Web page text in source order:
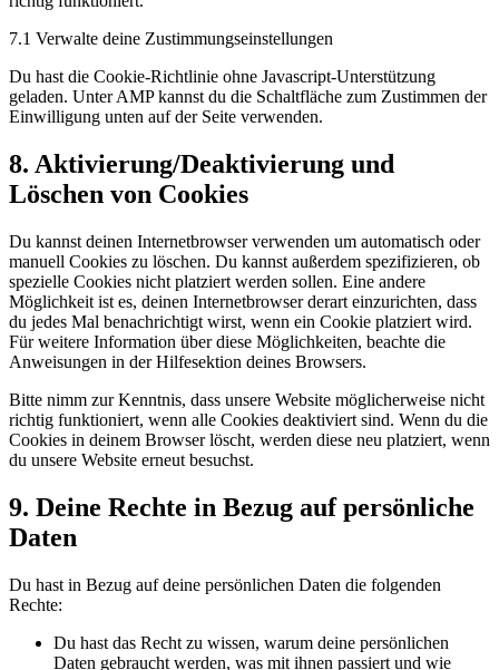
7.1 Verwalte deine Zustimmungseinstellungen
Du hast die Cookie-Richtlinie ohne Javascript-Unterstützung
geladen. Unter AMP kannst du die Schaltfläche zum Zustimmen der
Einwilligung unten auf der Seite verwenden.
8. Aktivierung/Deaktivierung und
Löschen von Cookies
Du kannst deinen Internetbrowser verwenden um automatisch oder
manuell Cookies zu löschen. Du kannst außerdem spezifizieren, ob
spezielle Cookies nicht platziert werden sollen. Eine andere
Möglichkeit ist es, deinen Internetbrowser derart einzurichten, dass
du jedes Mal benachrichtigt wirst, wenn ein Cookie platziert wird.
Für weitere Information über diese Möglichkeiten, beachte die
Anweisungen in der Hilfesektion deines Browsers.
Bitte nimm zur Kenntnis, dass unsere Website möglicherweise nicht
richtig funktioniert, wenn alle Cookies deaktiviert sind. Wenn du die
Cookies in deinem Browser löscht, werden diese neu platziert, wenn
du unsere Website erneut besuchst.
9. Deine Rechte in Bezug auf persönliche
Daten
Du hast in Bezug auf deine persönlichen Daten die folgenden
Rechte:
Du hast das Recht zu wissen, warum deine persönlichen
Daten gebraucht werden, was mit ihnen passiert und wie